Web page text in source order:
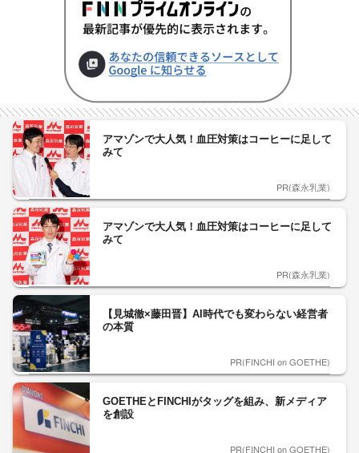
アマゾンで大人気！血圧対策はコーヒーに足して
みて
PR(森永乳業)
アマゾンで大人気！血圧対策はコーヒーに足して
みて
PR(森永乳業)
【見城徹×藤田晋】AI時代でも変わらない経営者
の本質
PR(FINCHI on GOETHE)
GOETHEとFINCHIがタッグを組み、新メディア
を創設
PR(FINCHI on GOETHE)